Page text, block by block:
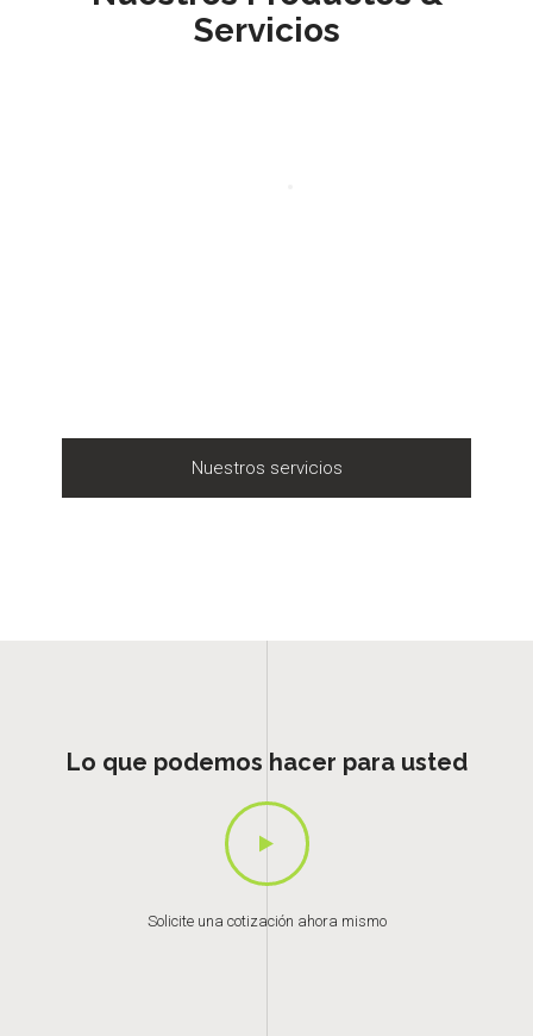
Servicios
Nuestros servicios
Lo que podemos hacer para usted
Solicite una cotización ahora mismo